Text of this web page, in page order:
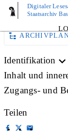
Digitaler
Staatsarchiv
AKTE
Identifikation
Inhalt und
Zugangs- und
Teilen